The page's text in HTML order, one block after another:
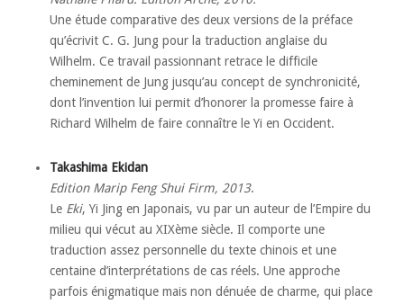
Une étude comparative des deux versions de la préface
qu’écrivit C. G. Jung pour la traduction anglaise du
Wilhelm. Ce travail passionnant retrace le difficile
cheminement de Jung jusqu’au concept de synchronicité,
dont l’invention lui permit d’honorer la promesse faire à
Richard Wilhelm de faire connaître le Yi en Occident.
Takashima Ekidan
Edition Marip Feng Shui Firm, 2013.
Le Eki, Yi Jing en Japonais, vu par un auteur de l’Empire du
milieu qui vécut au XIXème siècle. Il comporte une
traduction assez personnelle du texte chinois et une
centaine d’interprétations de cas réels. Une approche
parfois énigmatique mais non dénuée de charme, qui place